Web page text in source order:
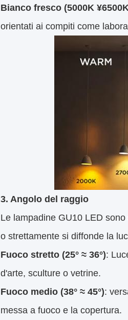
Bianco fresco (5000K
orientati ai compiti come
3. Angolo del raggio
Le lampadine GU10 LED
o strettamente si diffonde la
Fuoco stretto (25° ≈ 36°):
d'arte, sculture o vetrine.
Fuoco medio (38° ≈ 45°):
messa a fuoco e la copertura.